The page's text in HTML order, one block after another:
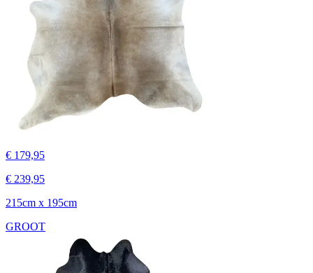
€ 179,95
€ 239,95
215cm x 195cm
GROOT